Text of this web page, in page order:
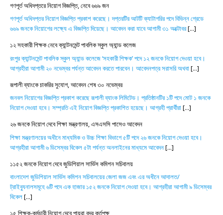
গণপূর্ত অধিদপ্তরে নিয়োগ বিজ্ঞপ্তি, নেবে ৬৬৯ জন
গণপূর্ত অধিদপ্তর নিয়োগ বিজ্ঞপ্তি প্রকাশ করেছে। দপ্তরটির আটটি ক্যাটাগরির পদে বিভিন্ন গ্রেডে
৬৬৯ জনকে নিয়োগের লক্ষ্যে এ বিজ্ঞপ্তি দিয়েছে। আবেদন করা যাবে আগামী ৩১ অক্টোবর[...]
১২ সহকারী শিক্ষক নেবে ক্যান্টনমেন্ট পাবলিক স্কুল অ্যান্ড কলেজ
রংপুর ক্যান্টনমেন্ট পাবলিক স্কুল অ্যান্ড কলেজে ‘সহকারী শিক্ষক’ পদে ১২ জনকে নিয়োগ দেওয়া হবে।
আগ্রহীরা আগামী ২০ নভেম্বর পর্যন্ত আবেদন করতে পারবেন। আবেদনপত্র সরাসরি অথবা[...]
রূপালী ব্যাংকে চাকরির সুযোগ, আবেদন শেষ ৩০ নভেম্বর
জনবল নিয়োগের বিজ্ঞপ্তি প্রকাশ করেছে রূপালী ব্যাংক লিমিটেড। প্রতিষ্ঠানটির ১টি পদে মোট ১ জনকে
নিয়োগ দেওয়া হবে। সম্প্রতি এই নিয়োগ বিজ্ঞপ্তি প্রকাশিত হয়েছে। আগ্রহী প্রার্থীরা[...]
২৬ জনকে নিয়োগ দেবে শিক্ষা মন্ত্রণালয়, এসএসসি পাসেও আবেদন
শিক্ষা মন্ত্রণালয়ের অধীনে মাধ্যমিক ও উচ্চ শিক্ষা বিভাগে ৫টি পদে ২৬ জনকে নিয়োগ দেওয়া হবে।
আগ্রহীরা আগামী ৬ ডিসেম্বর বিকেল ৫টা পর্যন্ত অনলাইনের মাধ্যমে আবেদন[...]
১১৫২ জনকে নিয়োগ দেবে জুডিশিয়াল সার্ভিস কমিশন সচিবালয়
বাংলাদেশ জুডিশিয়াল সার্ভিস কমিশন সচিবালয়ের জেলা জজ এবং এর অধীনে আদালত/
ট্রাইব্যুনালসমূহে ৬টি পদে এক হাজার ১৫২ জনকে নিয়োগ দেওয়া হবে। আগ্রহীরা আগামী ৯ ডিসেম্বর
বিকেল[...]
১৫ শিক্ষক-কর্মচারী নিয়োগ দেবে পায়রা বন্দর কর্তৃপক্ষ